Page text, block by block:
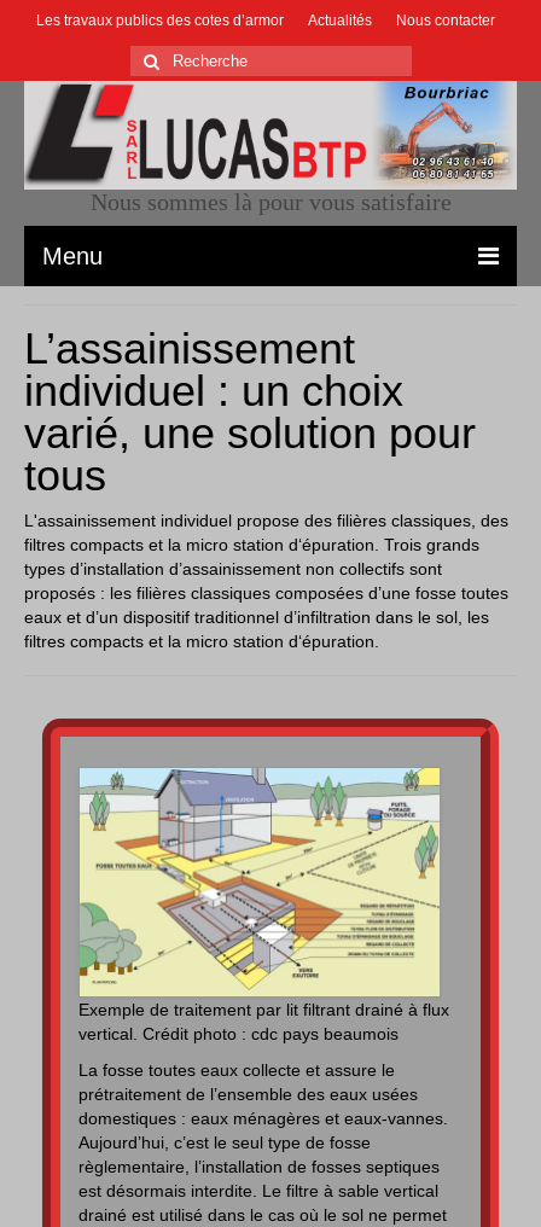
Les travaux publics des cotes d’armor Actualités Nous contacter
Nous sommes là pour vous satisfaire
Menu
Le terrassement
L’assainissement
Construction bâtiments
L’assainissement
individuel : un choix
varié, une solution pour
tous
L'assainissement individuel propose des filières classiques, des
filtres compacts et la micro station d‘épuration. Trois grands
types d’installation d’assainissement non collectifs sont
proposés : les filières classiques composées d’une fosse toutes
eaux et d’un dispositif traditionnel d’infiltration dans le sol, les
filtres compacts et la micro station d‘épuration.
Exemple de traitement par lit filtrant drainé à flux
vertical. Crédit photo : cdc pays beaumois
La fosse toutes eaux collecte et assure le
prétraitement de l’ensemble des eaux usées
domestiques : eaux ménagères et eaux-vannes.
Aujourd’hui, c’est le seul type de fosse
règlementaire, l’installation de fosses septiques
est désormais interdite.
Le filtre à sable vertical
drainé est utilisé dans le cas où le sol ne permet